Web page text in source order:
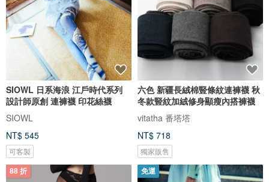
SIOWL 日系海浪 江戶時代系列
設計師原創 連褲襪 印花絲襪
SIOWL
NT$ 545
可客製
六色 新疆長絨棉豎條紋連褲襪 秋
冬款豎紋加絨修身顯瘦內搭褲襪
vitatha 番塔塔
NT$ 718
獨家販售
88 折 免運